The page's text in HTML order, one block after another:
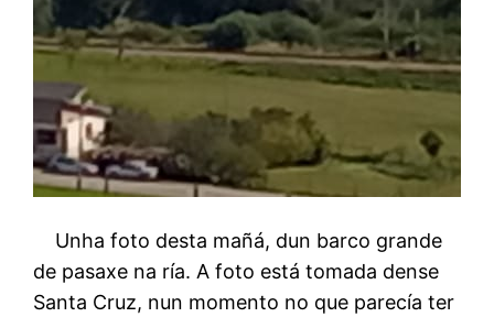
Unha foto desta mañá, dun barco grande
de pasaxe na ría. A foto está tomada dense
Santa Cruz, nun momento no que parecía ter